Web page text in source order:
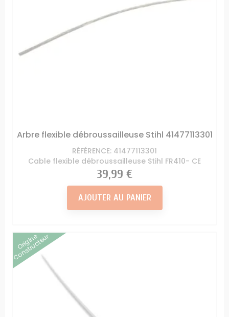
Arbre flexible débroussailleuse Stihl 41477113301
RÉFÉRENCE: 41477113301
Cable flexible débroussailleuse Stihl FR410- CE
Prix
39,99 €
AJOUTER AU PANIER
Origine
Constructeur